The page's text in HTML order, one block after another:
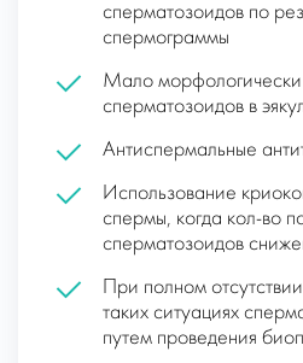
сперматозоидов по
спермограммы
Мало морфологически
сперматозоидов в
Антиспермальные
Использование
спермы, когда кол-во
сперматозоидов
При полном
таких ситуациях
путем проведения